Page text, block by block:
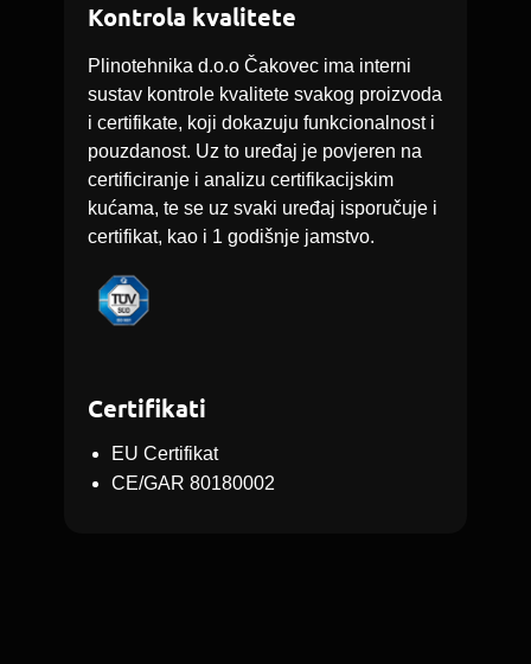
Kontrola kvalitete
Plinotehnika d.o.o Čakovec ima interni
sustav kontrole kvalitete svakog proizvoda
i certifikate, koji dokazuju funkcionalnost i
pouzdanost. Uz to uređaj je povjeren na
certificiranje i analizu certifikacijskim
kućama, te se uz svaki uređaj isporučuje i
certifikat, kao i 1 godišnje jamstvo.
Certifikati
EU Certifikat
CE/GAR 80180002